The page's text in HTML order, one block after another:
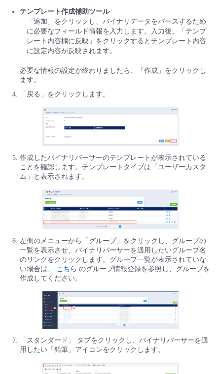
テンプレート作成補助ツール
「追加」をクリックし、バイナリデータをパースするため
に必要なフィールド情報を入力します。入力後、「テンプ
レート内容欄に反映」をクリックするとテンプレート内容
に設定内容が反映されます。
必要な情報の設定が終わりましたら、「作成」をクリックし
ます。
「戻る」をクリックします。
作成したバイナリパーサーのテンプレートが表示されている
ことを確認します。テンプレートタイプは「ユーザーカスタ
ム」と表示されます。
左側のメニューから「グループ」をクリックし、グループの
一覧を表示させ、バイナリパーサーを適用したいグループ名
のリンクをクリックします。グループ一覧が表示されていな
い場合は、 こちら のグループ情報登録を参照し、グループを
作成してください。
「スタンダード」 タブをクリックし、バイナリパーサーを適
用したい「鉛筆」アイコンをクリックします。